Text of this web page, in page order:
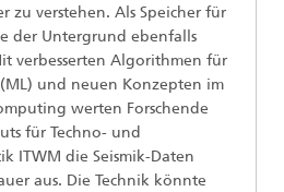
zu verstehen. Als Speicher für
der Untergrund ebenfalls
verbesserten Algorithmen für
und neuen Konzepten im
werten Forschende
für Techno- und
ITWM die Seismik-Daten
aus. Die Technik könnte